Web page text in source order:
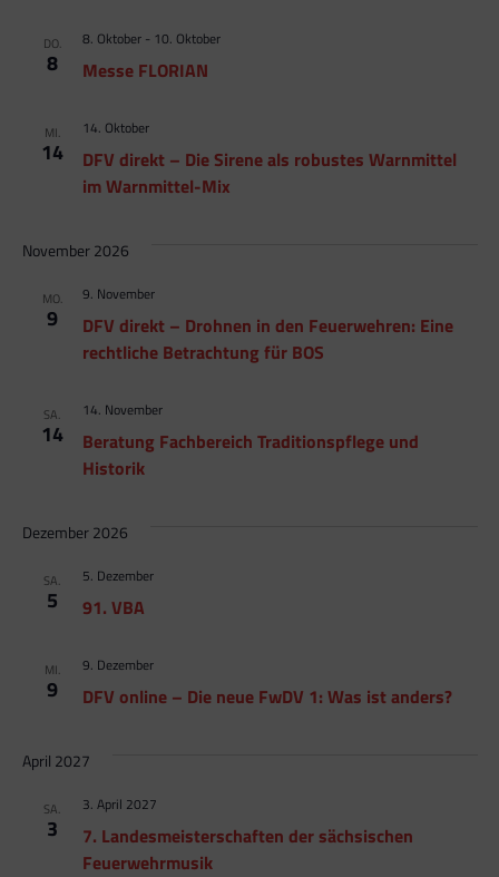
DO.
8 Messe FLORIAN
8. Oktober- 10. Oktober
MI.
14
DFV direkt – Die Sirene als robustes Warnmittel
im Warnmittel-Mix
14. Oktober
November 2026
MO.
9
DFV direkt – Drohnen in den Feuerwehren: Eine
rechtliche Betrachtung für BOS
9. November
SA.
14
Beratung Fachbereich Traditionspflege und
Historik
14. November
Dezember 2026
SA.
5 91. VBA
5. Dezember
MI.
9 DFV online – Die neue FwDV 1: Was ist anders?
9. Dezember
April 2027
SA.
3
7. Landesmeisterschaften der sächsischen
Feuerwehrmusik
3. April 2027